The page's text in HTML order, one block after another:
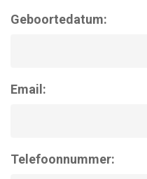
Geboortedatum:
Email:
Telefoonnummer: